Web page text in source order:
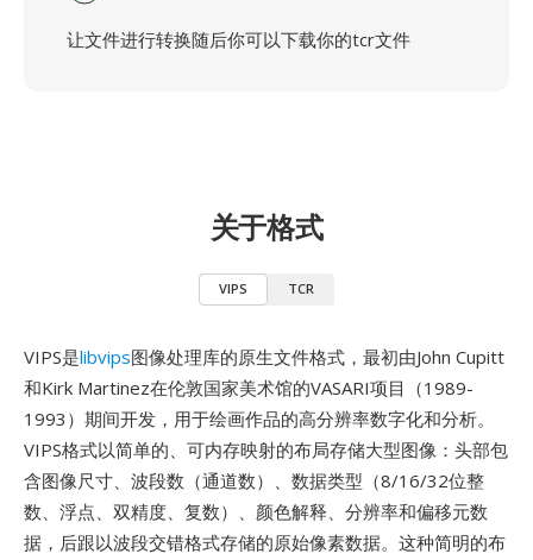
让文件进行转换随后你可以下载你的tcr文件
关于格式
VIPS TCR
VIPS是libvips图像处理库的原生文件格式，最初由John Cupitt
和Kirk Martinez在伦敦国家美术馆的VASARI项目（1989-
1993）期间开发，用于绘画作品的高分辨率数字化和分析。
VIPS格式以简单的、可内存映射的布局存储大型图像：头部包
含图像尺寸、波段数（通道数）、数据类型（8/16/32位整
数、浮点、双精度、复数）、颜色解释、分辨率和偏移元数
据，后跟以波段交错格式存储的原始像素数据。这种简明的布